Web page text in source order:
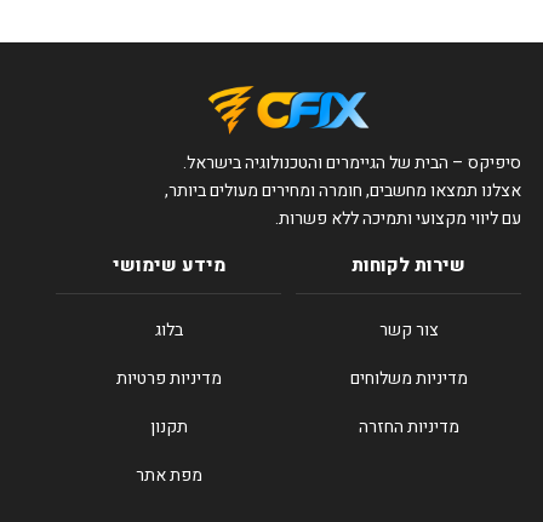
סיפיקס – הבית של הגיימרים והטכנולוגיה בישראל.
אצלנו תמצאו מחשבים, חומרה ומחירים מעולים ביותר,
עם ליווי מקצועי ותמיכה ללא פשרות.
שירות לקוחות
צור קשר
מדיניות משלוחים
מדיניות החזרה
מידע שימושי
בלוג
מדיניות פרטיות
תקנון
מפת אתר